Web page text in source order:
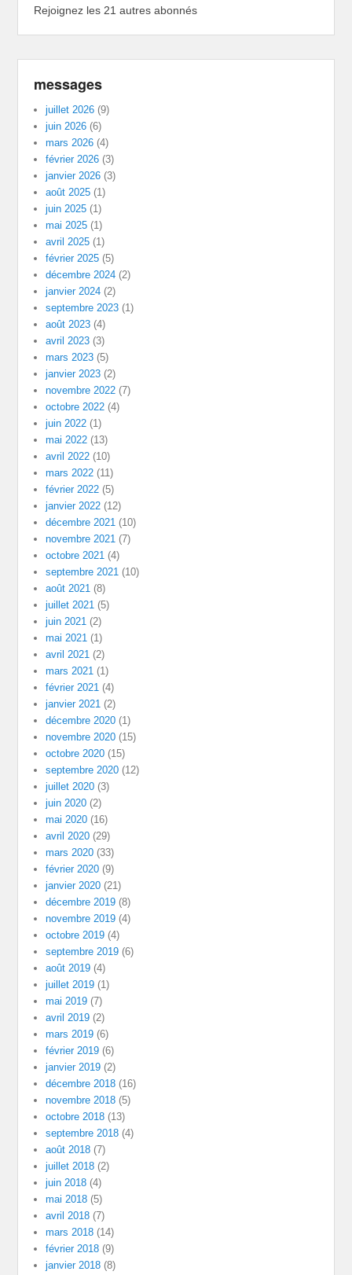
Rejoignez les 21 autres abonnés
messages
juillet 2026 (9)
juin 2026 (6)
mars 2026 (4)
février 2026 (3)
janvier 2026 (3)
août 2025 (1)
juin 2025 (1)
mai 2025 (1)
avril 2025 (1)
février 2025 (5)
décembre 2024 (2)
janvier 2024 (2)
septembre 2023 (1)
août 2023 (4)
avril 2023 (3)
mars 2023 (5)
janvier 2023 (2)
novembre 2022 (7)
octobre 2022 (4)
juin 2022 (1)
mai 2022 (13)
avril 2022 (10)
mars 2022 (11)
février 2022 (5)
janvier 2022 (12)
décembre 2021 (10)
novembre 2021 (7)
octobre 2021 (4)
septembre 2021 (10)
août 2021 (8)
juillet 2021 (5)
juin 2021 (2)
mai 2021 (1)
avril 2021 (2)
mars 2021 (1)
février 2021 (4)
janvier 2021 (2)
décembre 2020 (1)
novembre 2020 (15)
octobre 2020 (15)
septembre 2020 (12)
juillet 2020 (3)
juin 2020 (2)
mai 2020 (16)
avril 2020 (29)
mars 2020 (33)
février 2020 (9)
janvier 2020 (21)
décembre 2019 (8)
novembre 2019 (4)
octobre 2019 (4)
septembre 2019 (6)
août 2019 (4)
juillet 2019 (1)
mai 2019 (7)
avril 2019 (2)
mars 2019 (6)
février 2019 (6)
janvier 2019 (2)
décembre 2018 (16)
novembre 2018 (5)
octobre 2018 (13)
septembre 2018 (4)
août 2018 (7)
juillet 2018 (2)
juin 2018 (4)
mai 2018 (5)
avril 2018 (7)
mars 2018 (14)
février 2018 (9)
janvier 2018 (8)